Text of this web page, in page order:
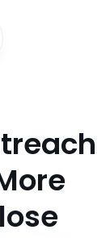
le menu